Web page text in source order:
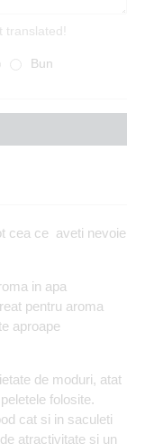
translated!
Bun
cea ce aveti nevoie
in apa
pentru aroma
aproape
de moduri, atat
folosite.
cat si in saculeti
atractivitate si un